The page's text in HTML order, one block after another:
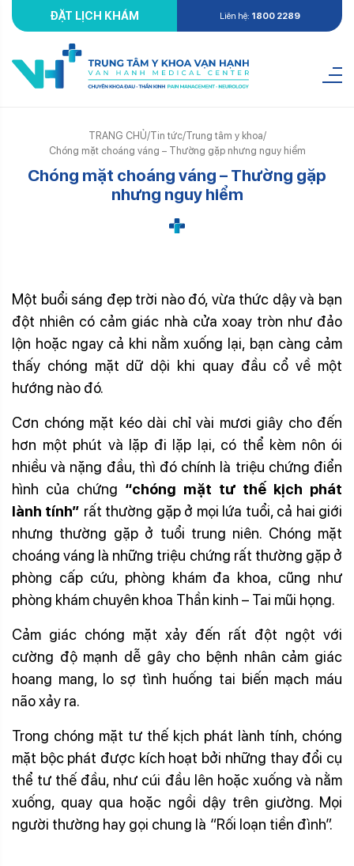
ĐẶT LỊCH KHÁM Liên hệ: 1800 2289
TRANG CHỦ/Tin tức/Trung tâm y khoa/
Chóng mặt choáng váng – Thường gặp nhưng nguy hiểm
Chóng mặt choáng váng – Thường gặp
nhưng nguy hiểm
Một buổi sáng đẹp trời nào đó, vừa thức dậy và bạn
đột nhiên có cảm giác nhà cửa xoay tròn như đảo
lộn hoặc ngay cả khi nằm xuống lại, bạn càng cảm
thấy chóng mặt dữ dội khi quay đầu cổ về một
hướng nào đó.
Cơn chóng mặt kéo dài chỉ vài mươi giây cho đến
hơn một phút và lặp đi lặp lại, có thể kèm nôn ói
nhiều và nặng đầu, thì đó chính là triệu chứng điển
hình của chứng “chóng mặt tư thế kịch phát
lành tính” rất thường gặp ở mọi lứa tuổi, cả hai giới
nhưng thường gặp ở tuổi trung niên. Chóng mặt
choáng váng là những triệu chứng rất thường gặp ở
phòng cấp cứu, phòng khám đa khoa, cũng như
phòng khám chuyên khoa Thần kinh – Tai mũi họng.
Cảm giác chóng mặt xảy đến rất đột ngột với
cường độ mạnh dễ gây cho bệnh nhân cảm giác
hoang mang, lo sợ tình huống tai biến mạch máu
não xảy ra.
Trong chóng mặt tư thế kịch phát lành tính, chóng
mặt bộc phát được kích hoạt bởi những thay đổi cụ
thể tư thế đầu, như cúi đầu lên hoặc xuống và nằm
xuống, quay qua hoặc ngồi dậy trên giường. Mọi
người thường hay gọi chung là “Rối loạn tiền đình”.